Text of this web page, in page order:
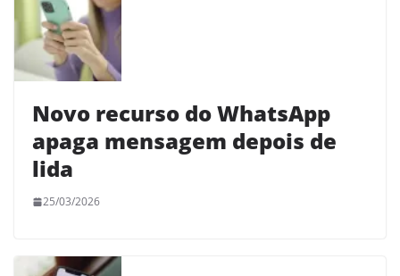
Novo recurso do WhatsApp
apaga mensagem depois de
lida
25/03/2026